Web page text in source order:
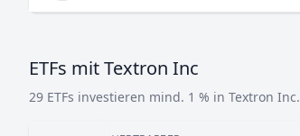
ETFs mit Textron Inc
29 ETFs investieren mind. 1 % in Textron Inc.